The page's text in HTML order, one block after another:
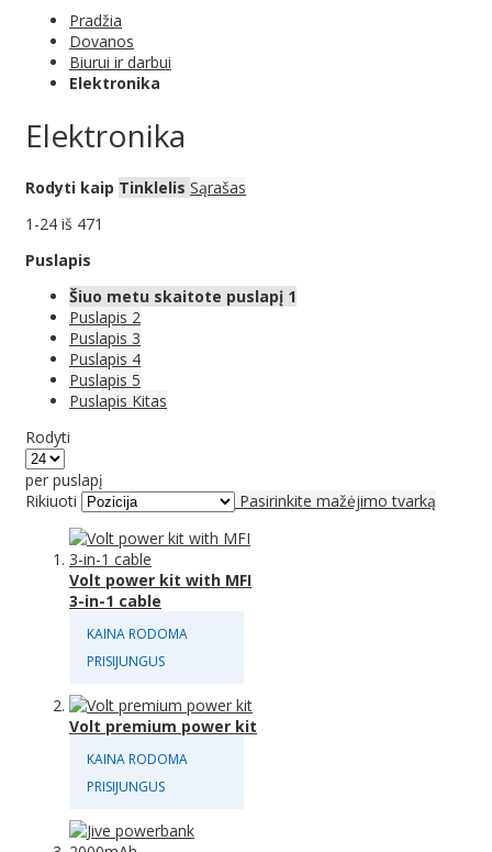
Pradžia
Dovanos
Biurui ir darbui
Elektronika
Elektronika
Rodyti kaip Tinklelis Sąrašas
1 -24 iš 471
Puslapis
Šiuo metu skaitote puslapį 1
Puslapis 2
Puslapis 3
Puslapis 4
Puslapis 5
Puslapis Kitas
Rodyti
per puslapį
Rikiuoti
Pasirinkite mažėjimo tvarką
Volt power kit with MFI
3-in-1 cable
KAINA RODOMA
PRISIJUNGUS
Volt premium power kit
KAINA RODOMA
PRISIJUNGUS